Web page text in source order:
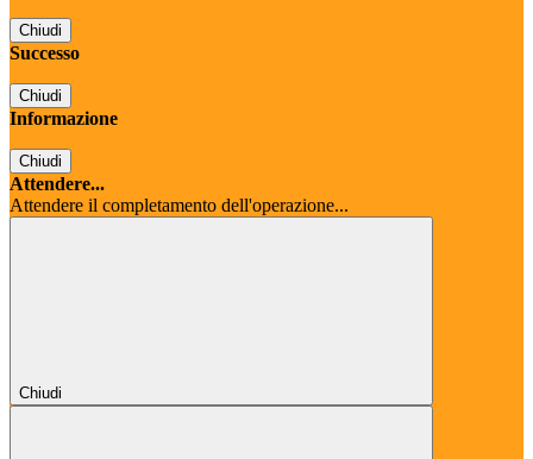
Chiudi
Successo
Chiudi
Informazione
Chiudi
Attendere...
Attendere il completamento dell'operazione...
Chiudi